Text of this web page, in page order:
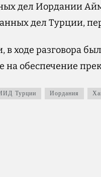
дел Иордании
дел Турции,
в ходе разговора
на обеспечение
Турции Иордания